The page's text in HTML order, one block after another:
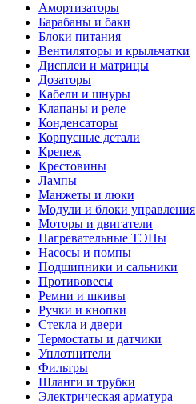
Амортизаторы
Барабаны и баки
Блоки питания
Вентиляторы и крыльчатки
Дисплеи и матрицы
Дозаторы
Кабели и шнуры
Клапаны и реле
Конденсаторы
Корпусные детали
Крепеж
Крестовины
Лампы
Манжеты и люки
Модули и блоки управления
Моторы и двигатели
Нагревательные ТЭНы
Насосы и помпы
Подшипники и сальники
Противовесы
Ремни и шкивы
Ручки и кнопки
Стекла и двери
Термостаты и датчики
Уплотнители
Фильтры
Шланги и трубки
Электрическая арматура